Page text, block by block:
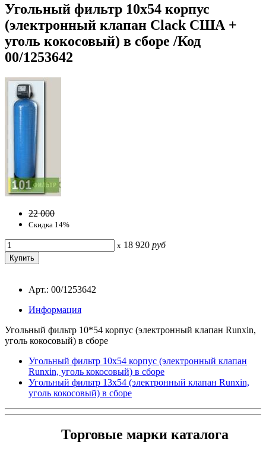
Угольный фильтр 10x54 корпус
(электронный клапан Clack CША +
уголь кокосовый) в сборе /Код
00/1253642
22 000
Скидка 14%
x 18 920 руб
Арт.: 00/1253642
Информация
Угольный фильтр 10*54 корпус (электронный клапан Runxin,
уголь кокосовый) в сборе
Угольный фильтр 10x54 корпус (электронный клапан
Runxin, уголь кокосовый) в сборе
Угольный фильтр 13x54 (электронный клапан Runxin,
уголь кокосовый) в сборе
Торговые марки каталога